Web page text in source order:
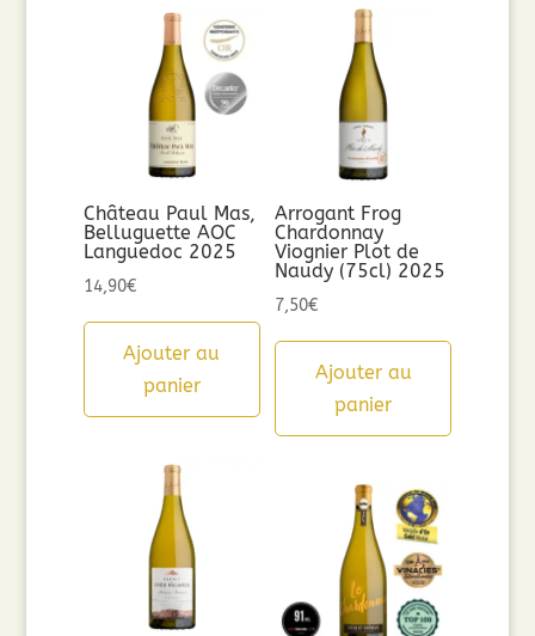
Château Paul Mas,
Belluguette AOC
Languedoc 2025
14,90€
Ajouter au
panier
Arrogant Frog
Chardonnay
Viognier Plot de
Naudy (75cl) 2025
7,50€
Ajouter au
panier